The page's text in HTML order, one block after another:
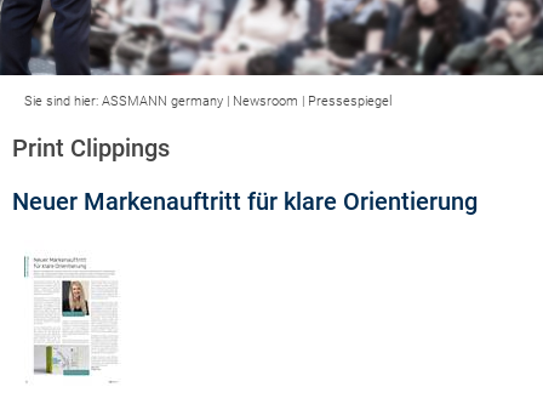
Sie sind hier: ASSMANN germany | Newsroom | Pressespiegel
Print Clippings
Neuer Markenauftritt für klare Orientierung